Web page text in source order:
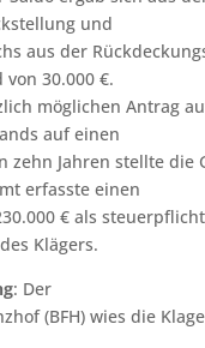
und
aus der
30.000 €.
möglichen Antrag
auf einen
zehn Jahren stellte die
erfasste einen
€ als
Klägers.
: Der
(BFH) wies die